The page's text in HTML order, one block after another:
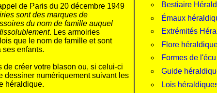
de Paris du 20 décembre 1949
sont des marques de
du nom de famille auquel
. Les armoiries
que le nom de famille et sont
ses enfants.
de créer votre blason ou, si celui-ci
dessiner numériquement suivant les
héraldique.
Bestiaire
Émaux
Extrémités
Flore
Formes de l'écu
Guide
Lois